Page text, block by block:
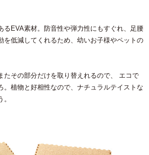
るEVA素材。防音性や弾力性にもすぐれ、足腰
を低減してくれるため、幼いお子様やペットの
たその部分だけを取り替えれるので、 エコで
。植物と好相性なので、ナチュラルテイストな